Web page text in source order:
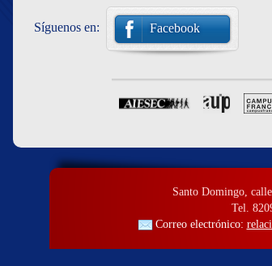
Síguenos en: Facebook
Santo Domingo,
Tel.
Correo electrónico: